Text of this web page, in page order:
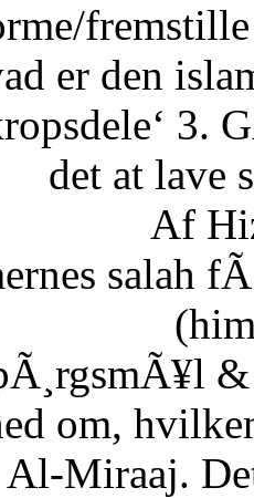
er den
3.
det at lave
Af
salah
om,
Miraaj.